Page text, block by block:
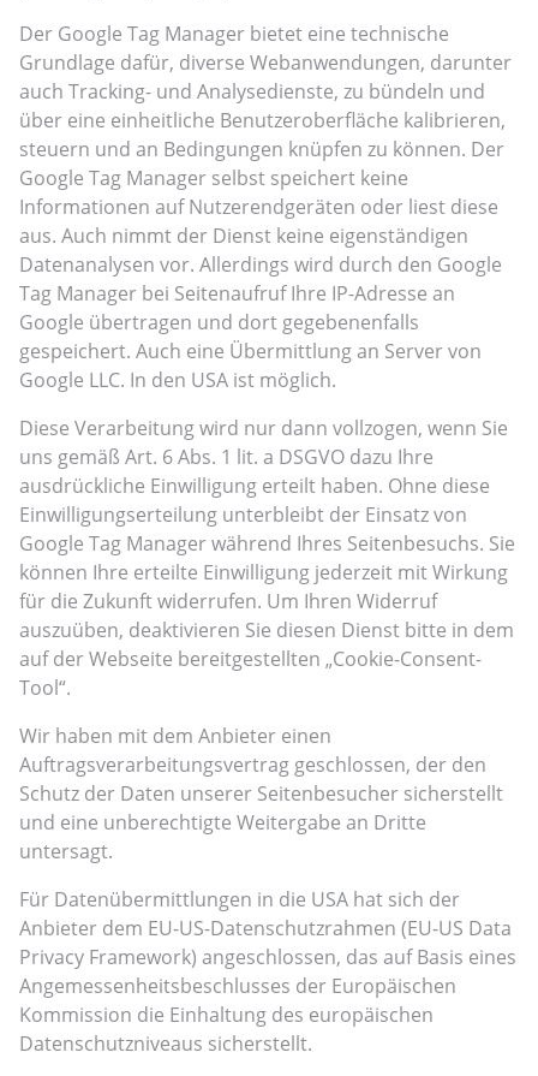
Der Google Tag Manager bietet eine technische
Grundlage dafür, diverse Webanwendungen, darunter
auch Tracking- und Analysedienste, zu bündeln und
über eine einheitliche Benutzeroberfläche kalibrieren,
steuern und an Bedingungen knüpfen zu können. Der
Google Tag Manager selbst speichert keine
Informationen auf Nutzerendgeräten oder liest diese
aus. Auch nimmt der Dienst keine eigenständigen
Datenanalysen vor. Allerdings wird durch den Google
Tag Manager bei Seitenaufruf Ihre IP-Adresse an
Google übertragen und dort gegebenenfalls
gespeichert. Auch eine Übermittlung an Server von
Google LLC. In den USA ist möglich.
Diese Verarbeitung wird nur dann vollzogen, wenn Sie
uns gemäß Art. 6 Abs. 1 lit. a DSGVO dazu Ihre
ausdrückliche Einwilligung erteilt haben. Ohne diese
Einwilligungserteilung unterbleibt der Einsatz von
Google Tag Manager während Ihres Seitenbesuchs. Sie
können Ihre erteilte Einwilligung jederzeit mit Wirkung
für die Zukunft widerrufen. Um Ihren Widerruf
auszuüben, deaktivieren Sie diesen Dienst bitte in dem
auf der Webseite bereitgestellten „Cookie-Consent-
Tool“.
Wir haben mit dem Anbieter einen
Auftragsverarbeitungsvertrag geschlossen, der den
Schutz der Daten unserer Seitenbesucher sicherstellt
und eine unberechtigte Weitergabe an Dritte
untersagt.
Für Datenübermittlungen in die USA hat sich der
Anbieter dem EU-US-Datenschutzrahmen (EU-US Data
Privacy Framework) angeschlossen, das auf Basis eines
Angemessenheitsbeschlusses der Europäischen
Kommission die Einhaltung des europäischen
Datenschutzniveaus sicherstellt.